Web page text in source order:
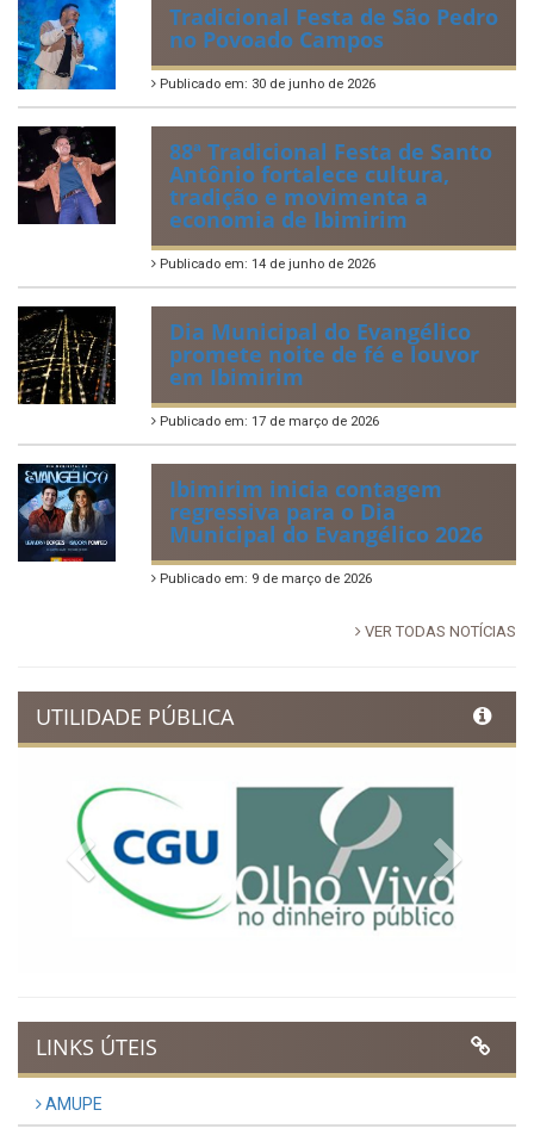
Tradicional Festa de São Pedro
no Povoado Campos
Publicado em: 30 de junho de 2026
88ª Tradicional Festa de Santo
Antônio fortalece cultura,
tradição e movimenta a
economia de Ibimirim
Publicado em: 14 de junho de 2026
Dia Municipal do Evangélico
promete noite de fé e louvor
em Ibimirim
Publicado em: 17 de março de 2026
Ibimirim inicia contagem
regressiva para o Dia
Municipal do Evangélico 2026
Publicado em: 9 de março de 2026
VER TODAS NOTÍCIAS
UTILIDADE PÚBLICA
Previous
LINKS ÚTEIS
AMUPE